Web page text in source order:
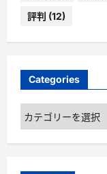
評判 (12)
Categories
Categories